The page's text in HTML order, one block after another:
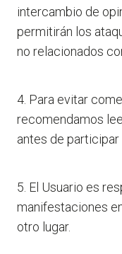
intercambio de
permitirán los
no relacionados
4. Para evitar
recomendamos
antes de participar
5. El Usuario es
manifestaciones
otro lugar.